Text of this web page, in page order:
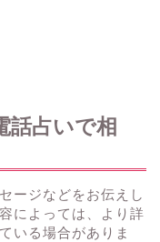
話占いで相
ージなどをお伝えし
によっては、より詳
いる場合がありま